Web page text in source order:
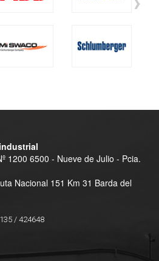
1200 6500 - Nueve de Julio - Pcia.
Nacional 151 Km 31 Barda del
/ 424648